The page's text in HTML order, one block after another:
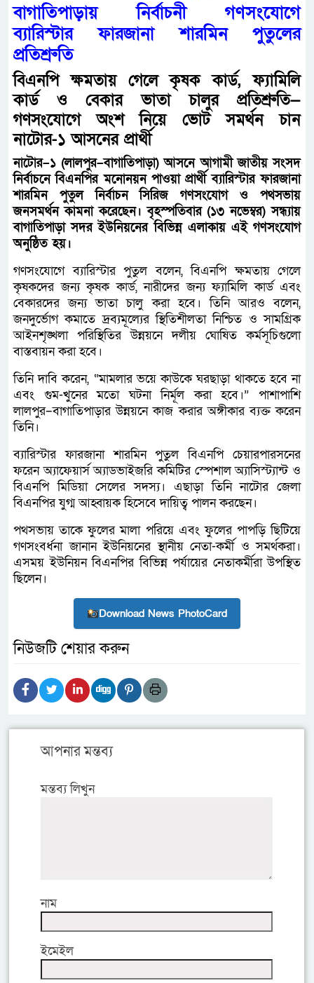
বাগাতিপাড়ায় নির্বাচনী গণসংযোগে
ব্যারিস্টার ফারজানা শারমিন পুতুলের
প্রতিশ্রুতি
বিএনপি ক্ষমতায় গেলে কৃষক কার্ড, ফ্যামিলি
কার্ড ও বেকার ভাতা চালুর প্রতিশ্রুতি—
গণসংযোগে অংশ নিয়ে ভোট সমর্থন চান
নাটোর-১ আসনের প্রার্থী
নাটোর–১ (লালপুর–বাগাতিপাড়া) আসনে আগামী জাতীয় সংসদ
নির্বাচনে বিএনপির মনোনয়ন পাওয়া প্রার্থী ব্যারিস্টার ফারজানা
শারমিন পুতুল নির্বাচন সিরিজ গণসংযোগ ও পথসভায়
জনসমর্থন কামনা করেছেন। বৃহস্পতিবার (১৩ নভেম্বর) সন্ধ্যায়
বাগাতিপাড়া সদর ইউনিয়নের বিভিন্ন এলাকায় এই গণসংযোগ
অনুষ্ঠিত হয়।
গণসংযোগে ব্যারিস্টার পুতুল বলেন, বিএনপি ক্ষমতায় গেলে
কৃষকদের জন্য কৃষক কার্ড, নারীদের জন্য ফ্যামিলি কার্ড এবং
বেকারদের জন্য ভাতা চালু করা হবে। তিনি আরও বলেন,
জনদুর্ভোগ কমাতে দ্রব্যমূল্যের স্থিতিশীলতা নিশ্চিত ও সামগ্রিক
আইনশৃঙ্খলা পরিস্থিতির উন্নয়নে দলীয় ঘোষিত কর্মসূচিগুলো
বাস্তবায়ন করা হবে।
তিনি দাবি করেন, “মামলার ভয়ে কাউকে ঘরছাড়া থাকতে হবে না
এবং গুম-খুনের মতো ঘটনা নির্মূল করা হবে।” পাশাপাশি
লালপুর–বাগাতিপাড়ার উন্নয়নে কাজ করার অঙ্গীকার ব্যক্ত করেন
তিনি।
ব্যারিস্টার ফারজানা শারমিন পুতুল বিএনপি চেয়ারপারসনের
ফরেন অ্যাফেয়ার্স অ্যাডভাইজরি কমিটির স্পেশাল অ্যাসিস্ট্যান্ট ও
বিএনপি মিডিয়া সেলের সদস্য। এছাড়া তিনি নাটোর জেলা
বিএনপির যুগ্ম আহ্বায়ক হিসেবে দায়িত্ব পালন করছেন।
পথসভায় তাকে ফুলের মালা পরিয়ে এবং ফুলের পাপড়ি ছিটিয়ে
গণসংবর্ধনা জানান ইউনিয়নের স্থানীয় নেতা-কর্মী ও সমর্থকরা।
এসময় ইউনিয়ন বিএনপির বিভিন্ন পর্যায়ের নেতাকর্মীরা উপস্থিত
ছিলেন।
Download News PhotoCard
নিউজটি শেয়ার করুন
আপনার মন্তব্য
মন্তব্য লিখুন
নাম
ইমেইল